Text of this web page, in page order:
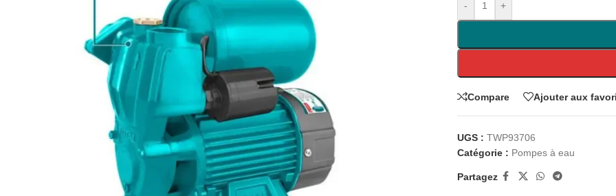
- +
Compare Ajouter aux
UGS : TWP93706
Catégorie : Pompes à eau
Partagez